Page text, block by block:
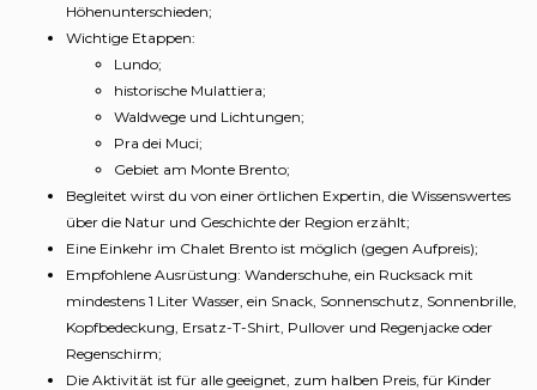
Höhenunterschieden;
Wichtige Etappen:
Lundo;
historische Mulattiera;
Waldwege und Lichtungen;
Pra dei Muci;
Gebiet am Monte Brento;
Begleitet wirst du von einer örtlichen Expertin, die Wissenswertes
über die Natur und Geschichte der Region erzählt;
Eine Einkehr im Chalet Brento ist möglich (gegen Aufpreis);
Empfohlene Ausrüstung: Wanderschuhe, ein Rucksack mit
mindestens 1 Liter Wasser, ein Snack, Sonnenschutz, Sonnenbrille,
Kopfbedeckung, Ersatz-T-Shirt, Pullover und Regenjacke oder
Regenschirm;
Die Aktivität ist für alle geeignet, zum halben Preis, für Kinder